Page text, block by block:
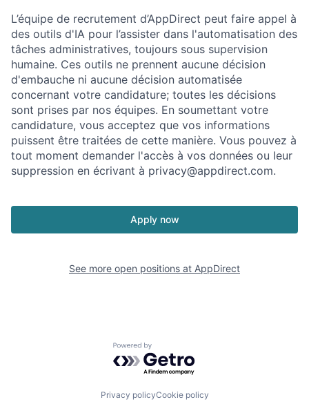
L’équipe de recrutement d’AppDirect peut faire appel à
des outils d'IA pour l’assister dans l'automatisation des
tâches administratives, toujours sous supervision
humaine. Ces outils ne prennent aucune décision
d'embauche ni aucune décision automatisée
concernant votre candidature; toutes les décisions
sont prises par nos équipes. En soumettant votre
candidature, vous acceptez que vos informations
puissent être traitées de cette manière. Vous pouvez à
tout moment demander l'accès à vos données ou leur
suppression en écrivant à privacy@appdirect.com.
Apply now
See more open positions at AppDirect
Powered by Getro.com
Privacy policyCookie policy